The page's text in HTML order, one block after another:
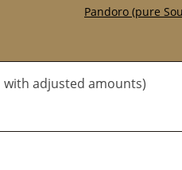
Pandoro (pure
with adjusted amounts)